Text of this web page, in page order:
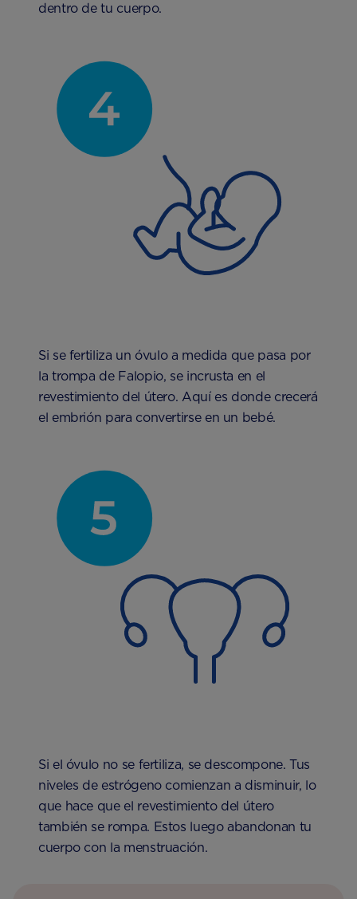
dentro de tu cuerpo.
Si se fertiliza un óvulo a medida que pasa por
la trompa de Falopio, se incrusta en el
revestimiento del útero. Aquí es donde crecerá
el embrión para convertirse en un bebé.
Si el óvulo no se fertiliza, se descompone. Tus
niveles de estrógeno comienzan a disminuir, lo
que hace que el revestimiento del útero
también se rompa. Estos luego abandonan tu
cuerpo con la menstruación.